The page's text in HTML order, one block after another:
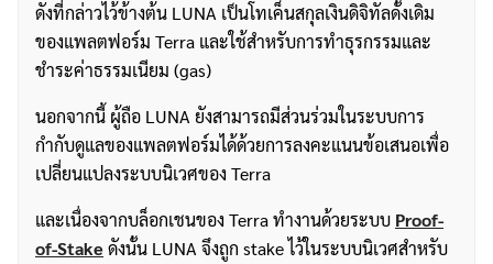
ดังที่กล่าวไว้ข้างต้น LUNA เป็นโทเค็นสกุลเงินดิจิทัลดั้งเดิม
ของแพลตฟอร์ม Terra และใช้สำหรับการทำธุรกรรมและ
ชำระค่าธรรมเนียม (gas)
นอกจากนี้ ผู้ถือ LUNA ยังสามารถมีส่วนร่วมในระบบการ
กำกับดูแลของแพลตฟอร์มได้ด้วยการลงคะแนนข้อเสนอเพื่อ
เปลี่ยนแปลงระบบนิเวศของ Terra
และเนื่องจากบล็อกเชนของ Terra ทำงานด้วยระบบ Proof-
of-Stakeดังนั้น LUNA จึงถูก stake ไว้ในระบบนิเวศสำหรับ